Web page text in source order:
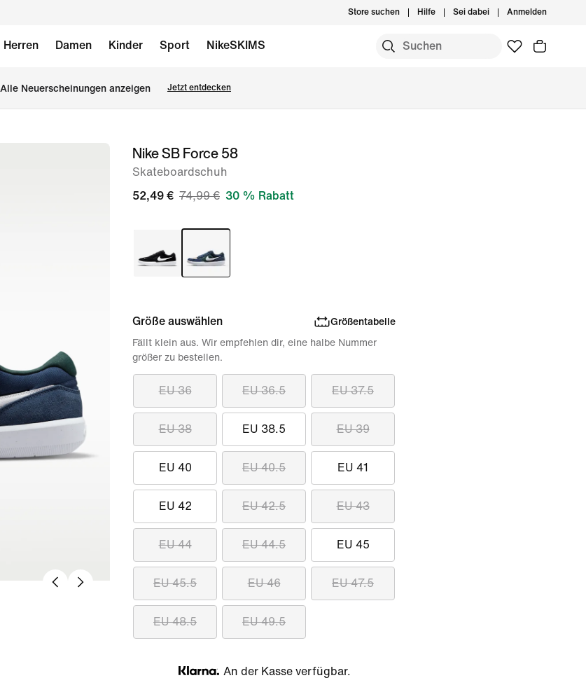
Store suchen Hilfe Sei dabei Anmelden
Herren Damen Kinder Sport NikeSKIMS
Alle Neuerscheinungen anzeigen Jetzt entdecken
Bild 1Nike SB Force 58
Skateboardschuh
52,49 € 74,99 € 30 % Rabatt
Größe auswählen Größentabelle
EU 36 EU 36.5 EU 37.5
EU 38 EU 38.5 EU 39
EU 40 EU 40.5 EU 41
EU 42 EU 42.5 EU 43
EU 44 EU 44.5 EU 45
EU 45.5 EU 46 EU 47.5
EU 48.5 EU 49.5
Fällt klein aus. Wir empfehlen dir, eine halbe Nummer
größer zu bestellen.
Klarna
An der Kasse verfügbar.